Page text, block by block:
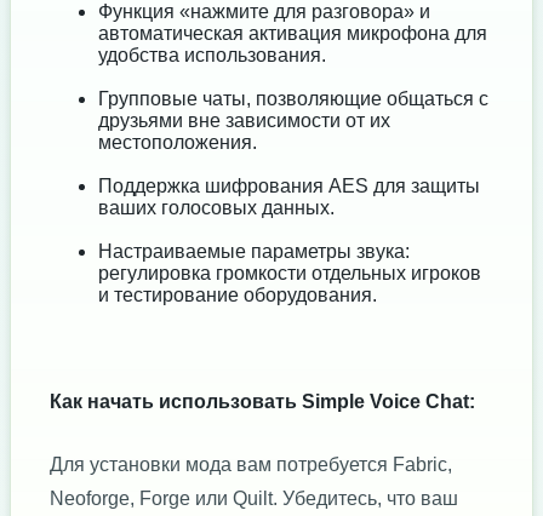
Функция «нажмите для разговора» и
автоматическая активация микрофона для
удобства использования.
Групповые чаты, позволяющие общаться с
друзьями вне зависимости от их
местоположения.
Поддержка шифрования AES для защиты
ваших голосовых данных.
Настраиваемые параметры звука:
регулировка громкости отдельных игроков
и тестирование оборудования.
Как начать использовать Simple Voice Chat:
Для установки мода вам потребуется Fabric,
Neoforge, Forge или Quilt. Убедитесь, что ваш